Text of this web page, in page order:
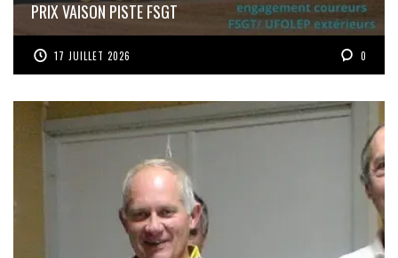
PRIX VAISON PISTE FSGT
17 JUILLET 2026 0